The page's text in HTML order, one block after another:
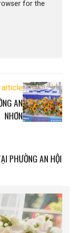
for the
AN
NHƠN
PHƯỜNG AN HỘI